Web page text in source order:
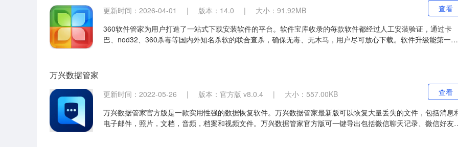
更新时间：2026-04-01 | 版本：14.0 |
大小：91.92MB
360软件管家为用户打造了一站式下载安装软件的平台。软件宝库收录的每款软件都经过人工安装验证，通过卡
巴、nod32、360杀毒等国内外知名杀软的联合查杀，确保无毒、无木马，用户尽可放心下载。软件升级能第一时
查看
万兴数据管家​
更新时间：2022-05-26 | 版本：官方版 v8.0.4 |
大小：557.00KB
万兴数据管家官方版是一款实用性强的数据恢复软件。万兴数据管家最新版可以恢复大量丢失的文件，包括消息
电子邮件，照片，文档，音频，档案和视频文件。万兴数据管家官方版可一键导出包括微信聊天记录、微信好友
查看